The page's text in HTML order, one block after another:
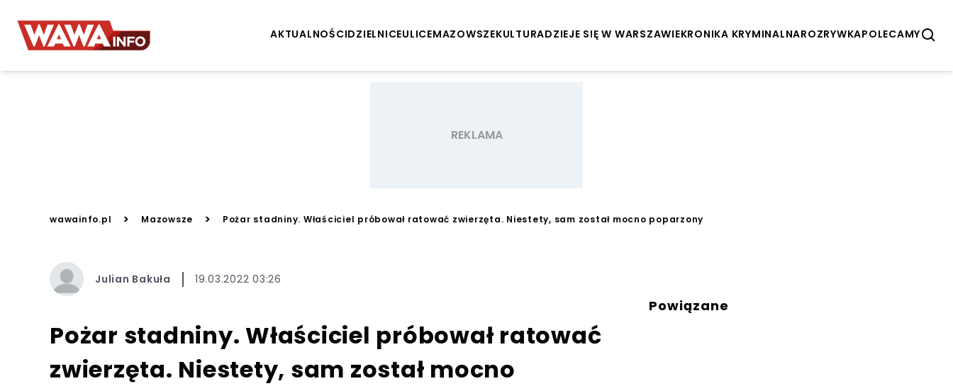
AKTUALNOŚCIDZIELNICEULICEMAZOWSZEKULTURADZIEJE SIĘ W WARSZAWIEKRONIKA KRYMINALNAROZRYWKAPOLECAMY
wawainfo.pl > Mazowsze > Pożar stadniny. Właściciel próbował ratować zwierzęta. Niestety, sam został mocno poparzony
Julian Bakuła 19.03.2022 03:26
Pożar stadniny. Właściciel próbował ratować
zwierzęta. Niestety, sam został mocno
Powiązane